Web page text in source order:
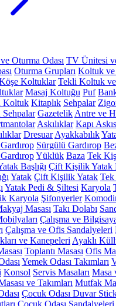
Oturma Odası TV Ünitesi
Oturma Grupları Koltuk ve
Koltuklar Tekli Koltuk
Masaj Koltuğu Puf
Koltuk Kitaplık Sehpalar
Sehpalar Gazetelik Antre ve
Askılıklar Kapı
Dresuar Ayakkabılık
Sürgülü Gardırop
Yüklük Baza Tek
Başlığı Çift Kişilik Yatak
Yatak Çift Kişilik Yatak
Yatak Pedi & Şiltesi Karyola
Karyola Şifonyerler
Masası Takı Dolabı
Çalışma ve
Çalışma ve Ofis Sandalyeleri
ve Kanepeleri Ayaklı
Toplantı Masası Ofis
Yemek Odası Takımları
Konsol Servis Masaları Masa
ve Takımları Mutfak
Çocuk Odası Duvar
Çocuk Odası Sandalyeleri